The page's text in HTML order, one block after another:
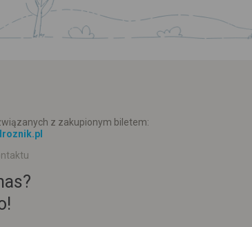
z zakupionym biletem: